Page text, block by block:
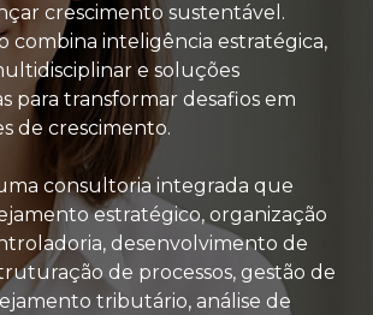
crescimento sustentável.
combina inteligência estratégica,
e soluções
para transformar desafios em
de crescimento.
consultoria integrada que
estratégico, organização
desenvolvimento de
de processos, gestão de
tributário, análise de